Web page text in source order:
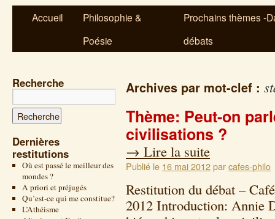
Accueil
Philosophie &
Poésie
Prochains thèmes -
débats
Recherche
Dernières
restitutions
Où est passé le meilleur des
mondes ?
A priori et préjugés
Qu’est-ce qui me constitue?
L’Athéisme
Archives par mot-clef :
Thème: Peut-on
civilisations ?
→ Lire la suite
Publié le 16 mai 2012parcafes-philo
Restitution du débat –
2012 Introduction: Annie